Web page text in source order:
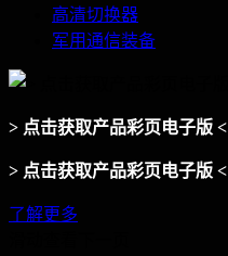
高清切换器
军用通信装备
> 点击获取产品彩页电子版 <
> 点击获取产品彩页电子版 <
了解更多